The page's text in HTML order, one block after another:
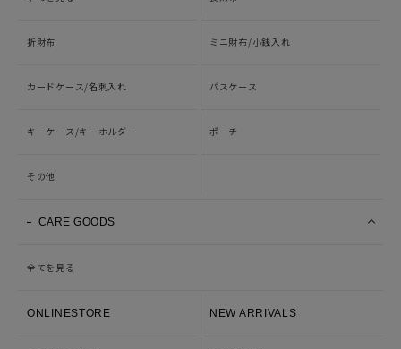
折財布 ミニ財布/小銭入れ
カードケース/名刺入れ パスケース
キーケース/キーホルダー ポーチ
その他
CARE GOODS
全てを見る
ONLINESTORE NEW ARRIVALS